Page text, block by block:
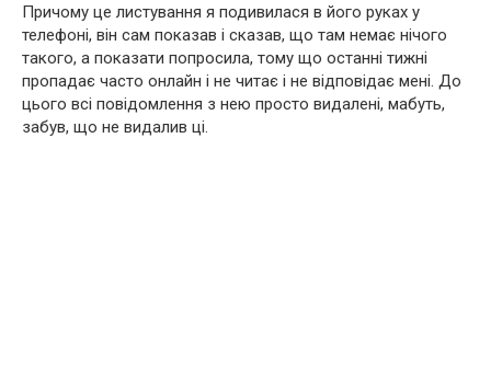
Причому це листування я подивилася в його руках у
телефоні, він сам показав і сказав, що там немає нічого
такого, а показати попросила, тому що останні тижні
пропадає часто онлайн і не читає і не відповідає мені. До
цього всі повідомлення з нею просто видалені, мабуть,
забув, що не видалив ці.